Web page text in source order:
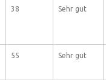
38 Sehr gut
55 Sehr gut